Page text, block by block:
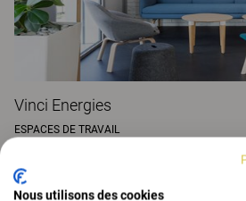
Vinci Energies
ESPACES DE TRAVAIL
Nous utilisons des cookies